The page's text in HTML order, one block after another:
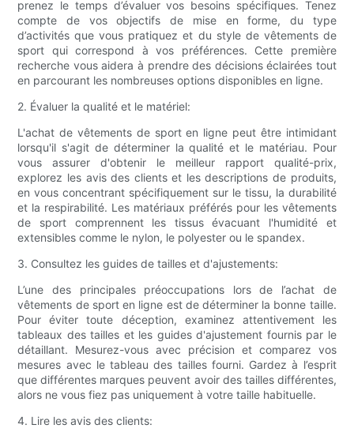
prenez le temps d’évaluer vos besoins spécifiques. Tenez
compte de vos objectifs de mise en forme, du type
d’activités que vous pratiquez et du style de vêtements de
sport qui correspond à vos préférences. Cette première
recherche vous aidera à prendre des décisions éclairées tout
en parcourant les nombreuses options disponibles en ligne.
2. Évaluer la qualité et le matériel:
L'achat de vêtements de sport en ligne peut être intimidant
lorsqu'il s'agit de déterminer la qualité et le matériau. Pour
vous assurer d'obtenir le meilleur rapport qualité-prix,
explorez les avis des clients et les descriptions de produits,
en vous concentrant spécifiquement sur le tissu, la durabilité
et la respirabilité. Les matériaux préférés pour les vêtements
de sport comprennent les tissus évacuant l'humidité et
extensibles comme le nylon, le polyester ou le spandex.
3. Consultez les guides de tailles et d'ajustements:
L’une des principales préoccupations lors de l’achat de
vêtements de sport en ligne est de déterminer la bonne taille.
Pour éviter toute déception, examinez attentivement les
tableaux des tailles et les guides d'ajustement fournis par le
détaillant. Mesurez-vous avec précision et comparez vos
mesures avec le tableau des tailles fourni. Gardez à l’esprit
que différentes marques peuvent avoir des tailles différentes,
alors ne vous fiez pas uniquement à votre taille habituelle.
4. Lire les avis des clients: